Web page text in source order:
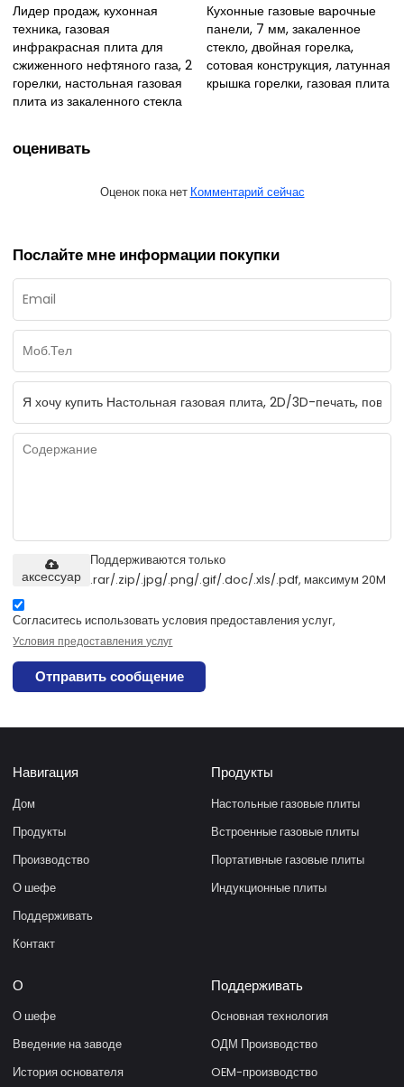
Лидер продаж, кухонная
техника, газовая
инфракрасная плита для
сжиженного нефтяного газа, 2
горелки, настольная газовая
плита из закаленного стекла
Кухонные газовые варочные
панели, 7 мм, закаленное
стекло, двойная горелка,
сотовая конструкция, латунная
крышка горелки, газовая плита
оценивать
Оценок пока нет Комментарий сейчас
Послайте мне информации покупки
Поддерживаются только
.rar/.zip/.jpg/.png/.gif/.doc/.xls/.pdf, максимум 20M
аксессуар
Согласитесь использовать условия предоставления услуг,
Условия предоставления услуг
Отправить сообщение
Навигация
Дом
Продукты
Производство
О шефе
Поддерживать
Контакт
Продукты
Настольные газовые плиты
Встроенные газовые плиты
Портативные газовые плиты
Индукционные плиты
О
О шефе
Введение на заводе
История основателя
Поддерживать
Основная технология
ОДМ Производство
OEM-производство